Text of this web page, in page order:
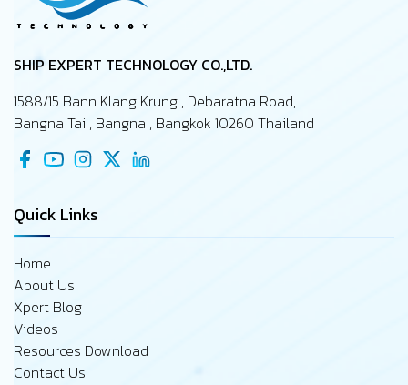
SHIP EXPERT TECHNOLOGY CO.,LTD.
1588/15 Bann Klang Krung , Debaratna Road,
Bangna Tai , Bangna , Bangkok 10260 Thailand
Quick Links
Home
About Us
Xpert Blog
Videos
Resources Download
Contact Us